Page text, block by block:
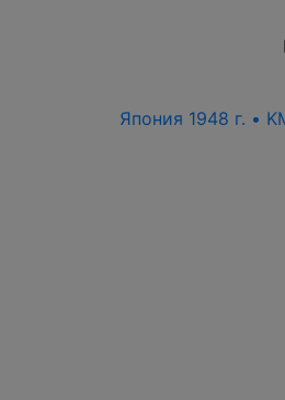
Япония 1948 г. •